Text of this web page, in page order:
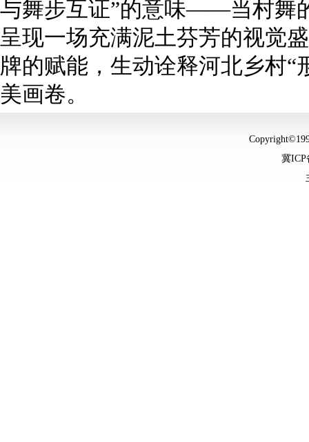
与舞步互证”的意味——当村舞
呈现一场充满泥土芬芳的视觉
牌的赋能，生动诠释河北乡村“
美画卷。
冀ICP